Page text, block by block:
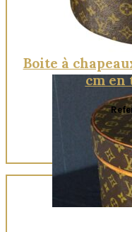
Boite à
cm en